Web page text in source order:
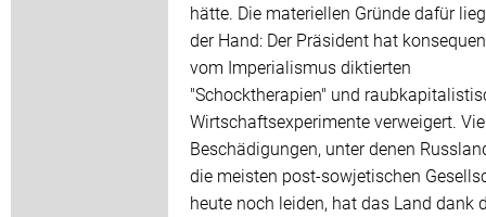
hätte. Die materiellen Gründe dafür
der Hand: Der Präsident hat
vom Imperialismus diktierten
"Schocktherapien" und
Wirtschaftsexperimente verweigert.
Beschädigungen, unter denen
die meisten post-sowjetischen
heute noch leiden, hat das Land dank